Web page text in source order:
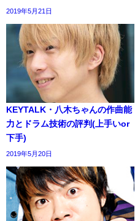
2019年5月21日
KEYTALK・八木ちゃんの作曲能
力とドラム技術の評判(上手いor
下手)
2019年5月20日